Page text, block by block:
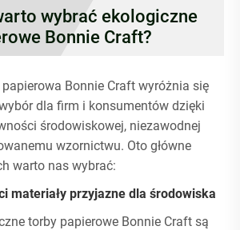
wybrać ekologiczne
Bonnie Craft?
Bonnie Craft wyróżnia się
dla firm i konsumentów dzięki
środowiskowej, niezawodnej
wzornictwu. Oto główne
warto nas wybrać:
materiały przyjazne dla środowiska
torby papierowe Bonnie Craft są